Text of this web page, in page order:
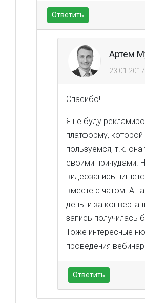
Ответить
Артем
23.01.2017
Спасибо!
Я не буду
платформу,
пользуемся, т.к.
своими причудами.
видеозапись
вместе с чатом. А
деньги за
запись получилась
Тоже интересные
проведения
Ответить